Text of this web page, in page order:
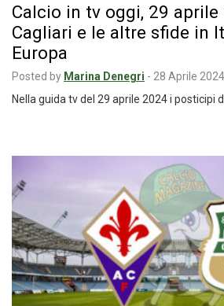
Calcio in tv oggi, 29 aprile
Cagliari e le altre sfide in
Europa
Posted by Marina Denegri - 28 Aprile 2024
Nella guida tv del 29 aprile 2024 i posticipi